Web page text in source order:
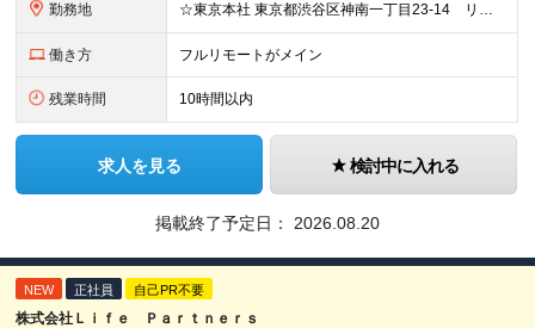
勤務地 ☆東京本社 東京都渋谷区神南一丁目23-14 リージャス渋谷公園通り7F ☆新宿支社 東京都新宿区西新宿3-7-1 新宿パークタワー N棟30F ☆池袋支社 東京都豊島区南池袋1-16-15 ダイ
働き方 フルリモートがメイン
残業時間 10時間以内
求人を見る 検討中に入れる
掲載終了予定日： 2026.08.20
NEW 正社員 自己PR不要
株式会社Ｌｉｆｅ Ｐａｒｔｎｅｒｓ